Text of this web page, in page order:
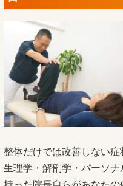
整体だけでは改善しない症
生理学・解剖学・パーソ